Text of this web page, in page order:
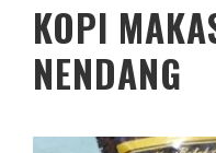
KOPI
NENDANG